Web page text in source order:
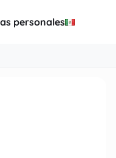
personales